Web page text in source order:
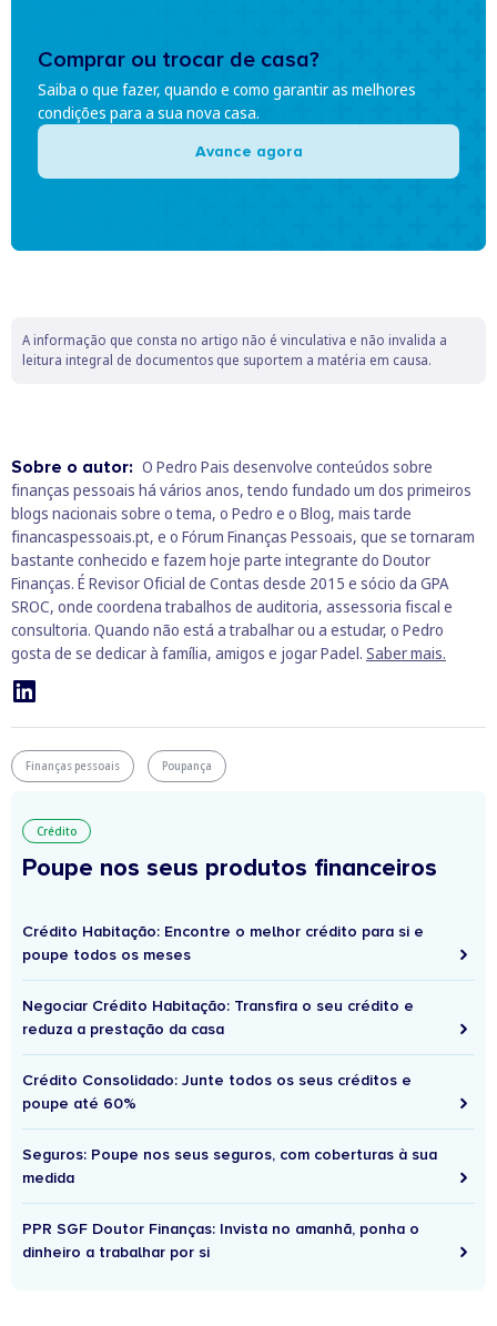
Comprar ou trocar de casa?
Saiba o que fazer, quando e como garantir as melhores
condições para a sua nova casa.
Avance agora
A informação que consta no artigo não é vinculativa e não invalida a
leitura integral de documentos que suportem a matéria em causa.
Sobre o autor: O Pedro Pais desenvolve conteúdos sobre
finanças pessoais há vários anos, tendo fundado um dos primeiros
blogs nacionais sobre o tema, o Pedro e o Blog, mais tarde
financaspessoais.pt, e o Fórum Finanças Pessoais, que se tornaram
bastante conhecido e fazem hoje parte integrante do Doutor
Finanças. É Revisor Oficial de Contas desde 2015 e sócio da GPA
SROC, onde coordena trabalhos de auditoria, assessoria fiscal e
consultoria. Quando não está a trabalhar ou a estudar, o Pedro
gosta de se dedicar à família, amigos e jogar Padel. Saber mais.
Finanças pessoais Poupança
Crédito
Poupe nos seus produtos financeiros
Crédito Habitação: Encontre o melhor crédito para si e
poupe todos os meses
Negociar Crédito Habitação: Transfira o seu crédito e
reduza a prestação da casa
Crédito Consolidado: Junte todos os seus créditos e
poupe até 60%
Seguros: Poupe nos seus seguros, com coberturas à sua
medida
PPR SGF Doutor Finanças: Invista no amanhã, ponha o
dinheiro a trabalhar por si